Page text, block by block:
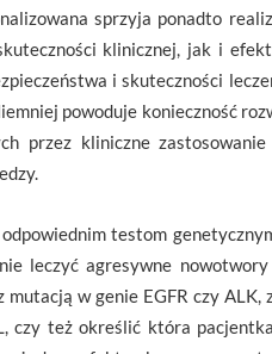
sprzyja ponadto
klinicznej, jak i
i skuteczności
powoduje konieczność
przez kliniczne zastosowanie
testom
leczyć agresywne
w genie EGFR czy ALK,
czy też określić która